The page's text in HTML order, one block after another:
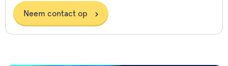
Neem contact op